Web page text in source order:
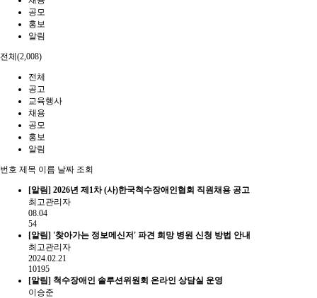
공모
홍보
알림
전체(2,008)
전체
공고
교육행사
채용
공모
홍보
알림
번호 제목 이름 날짜 조회
[알림] 2026년 제1차 (사)한국척수장애인협회 직원채용 공고
최고관리자
08.04
54
[알림] '찾아가는 정보메신저' 파견 희망 병원 신청 방법 안내
최고관리자
2024.02.21
10195
[알림] 척수장애인 솔루션위원회 온라인 상담실 운영
이승준